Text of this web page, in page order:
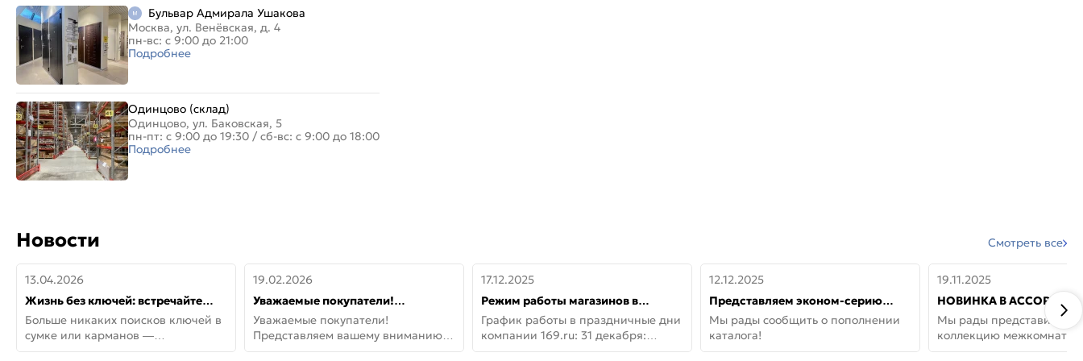
Бульвар Адмирала Ушакова
Москва, ул. Венёвская, д. 4
пн-вс: с 9:00 до 21:00
Подробнее
Одинцово (склад)
Одинцово, ул. Баковская, 5
пн-пт: с 9:00 до 19:30 / сб-вс: с 9:00 до 18:00
Подробнее
Новости Смотреть все
13.04.2026
Жизнь без ключей: встречайте
новую дверь СИТИ ИНТЕГРА
АйКью!
Больше никаких поисков ключей в
сумке или карманов —
представляем СИТИ ИНТЕГРА
19.02.2026
Уважаемые покупатели!
Представляем вашему вниманию
новинки от Armadillo!
Уважаемые покупатели!
Представляем вашему вниманию
новинки от Armadillo! Новая
17.12.2025
Режим работы магазинов в
праздничные дни с 31 декабря по
11 января
График работы в праздничные дни
компании 169.ru: 31 декабря:
Заказы, самовывоз и доставки —
12.12.2025
Представляем эконом-серию
дверей от бренда Portika, где цена
не значит «просто»
Мы рады сообщить о пополнении
каталога!
19.11.2025
НОВИНКА В
ДВЕРИ GLOSSMAT —
НЕОКЛАССИКА И УЮТ
Мы рады представить
коллекцию
GlossMat